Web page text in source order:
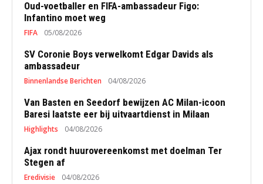
Oud-voetballer en FIFA-ambassadeur Figo:
Infantino moet weg
FIFA 05/08/2026
SV Coronie Boys verwelkomt Edgar Davids als
ambassadeur
Binnenlandse Berichten 04/08/2026
Van Basten en Seedorf bewijzen AC Milan-icoon
Baresi laatste eer bij uitvaartdienst in Milaan
Highlights 04/08/2026
Ajax rondt huurovereenkomst met doelman Ter
Stegen af
Eredivisie 04/08/2026